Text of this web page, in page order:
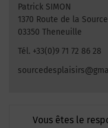
Patrick SIMON
1370 Route de la
03350 Theneuille
Tél. +33(0)9 71 72 86 28
Vous êtes le